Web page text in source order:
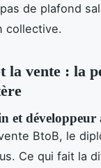
de plafond
collective.
la vente : la
et développeur
BtoB, le
Ce qui fait la